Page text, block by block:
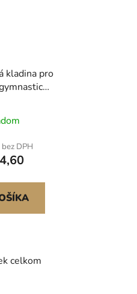
kladina pro
trámy s 5
výškami
úrovně,
vybavení
a
DPH
Ocelkom